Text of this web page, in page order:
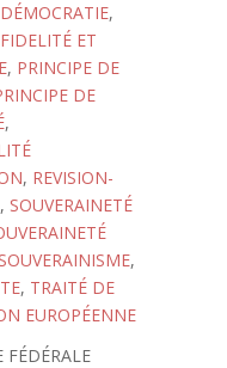
,
ET
, PRINCIPE DE
DE
,
, REVISION-
, SOUVERAINETÉ
SOUVERAINISME,
, TRAITÉ DE
EUROPÉENNE